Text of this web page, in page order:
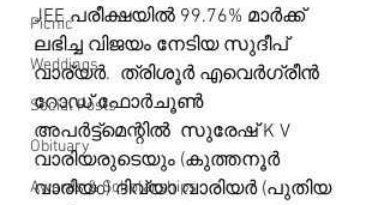
Picnic
Weddings
Social Posts
Obituary
Awards & Scholarships
JEE പരീക്ഷയിൽ 99.76% മാർക്ക്
ലഭിച്ച വിജയം നേടിയ സുദീപ്
വാര്യർ.  ത്രിശൂർ എവെർഗ്രീൻ
റോഡ് ഫോർചൂൺ
അപർട്ട്മെന്റിൽ  സുരേഷ് K V
വാരിയരുടെയും (കുത്തനൂർ
വാരിയo) ദിവ്യാ വാരിയർ (പുതിയ